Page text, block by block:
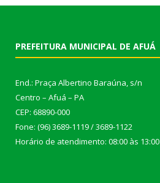
PREFEITURA MUNICIPAL DE AFUÁ
End.: Praça Albertino Baraúna, s/n
Centro – Afuá – PA
CEP: 68890-000
Fone: (96) 3689-1119 / 3689-1122
Horário de atendimento: 08:00 às 13:00